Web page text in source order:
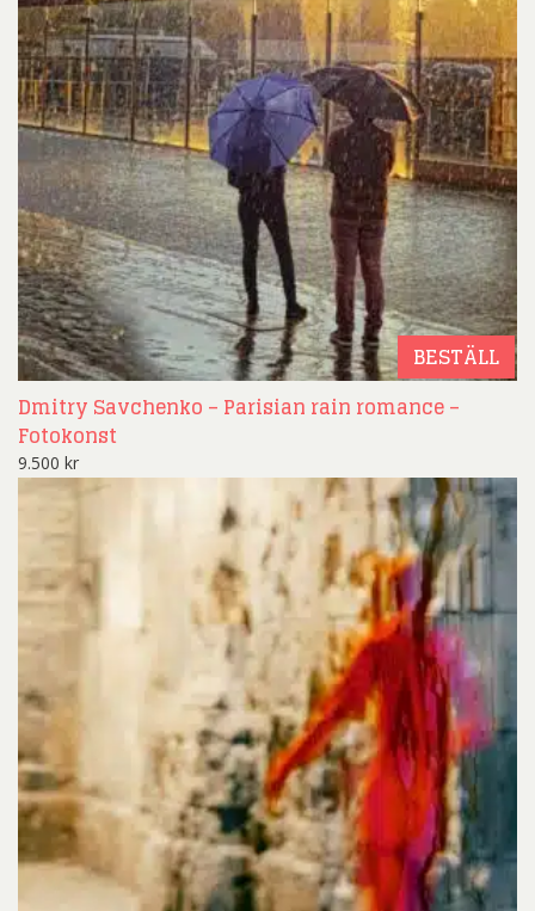
BESTÄLL
Dmitry Savchenko – Parisian rain romance –
Fotokonst
9.500 kr